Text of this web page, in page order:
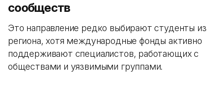
сообществ
Это направление редко выбирают студенты из
региона, хотя международные фонды активно
поддерживают специалистов, работающих с
обществами и уязвимыми группами.